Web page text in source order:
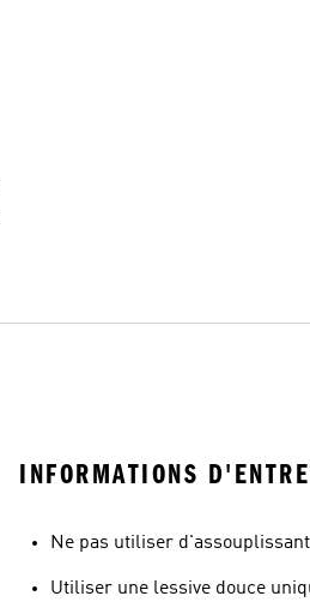
INFORMATIONS
Ne pas utiliser d'assouplissant
Utiliser une lessive douce